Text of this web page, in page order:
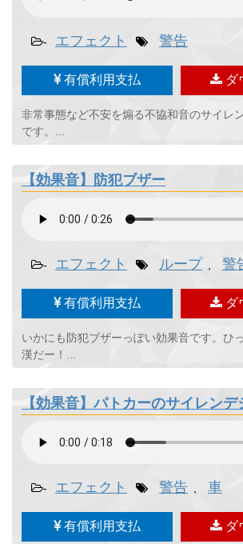
- エフェクト 警告
有償利用支払 ダ
非常事態など不安を煽る不協和音のサイレ
です。...
【効果音】防犯ブザー
- エフェクト ループ 警
有償利用支払 ダ
いかにも防犯ブザーっぽい効果音です。ひ
漢だー！...
【効果音】パトカーのサイレン
- エフェクト 警告 車
有償利用支払 ダ